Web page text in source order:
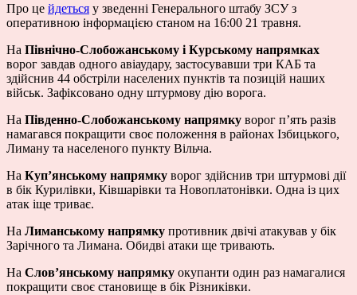
Про це йдеться у зведенні Генерального штабу ЗСУ з
оперативною інформацією станом на 16:00 21 травня.
На Північно-Слобожанському і Курському напрямках
ворог завдав одного авіаудару, застосувавши три КАБ та
здійснив 44 обстріли населених пунктів та позицій наших
військ. Зафіксовано одну штурмову дію ворога.
На Південно-Слобожанському напрямку ворог п’ять разів
намагався покращити своє положення в районах Ізбицького,
Лиману та населеного пункту Вільча.
На Куп’янському напрямку ворог здійснив три штурмові дії
в бік Курилівки, Ківшарівки та Новоплатонівки. Одна із цих
атак іще триває.
На Лиманському напрямку противник двічі атакував у бік
Зарічного та Лимана. Обидві атаки ще тривають.
На Слов’янському напрямку окупанти один раз намагалися
покращити своє становище в бік Різниківки.